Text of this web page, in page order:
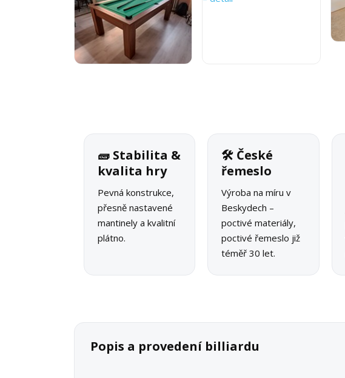
🧱 Stabilita &
kvalita hry
Pevná konstrukce,
přesně nastavené
mantinely a kvalitní
plátno.
🛠 České
řemeslo
Výroba na míru v
Beskydech –
poctivé materiály,
poctivé řemeslo již
téměř 30 let.
Popis a provedení billiardu